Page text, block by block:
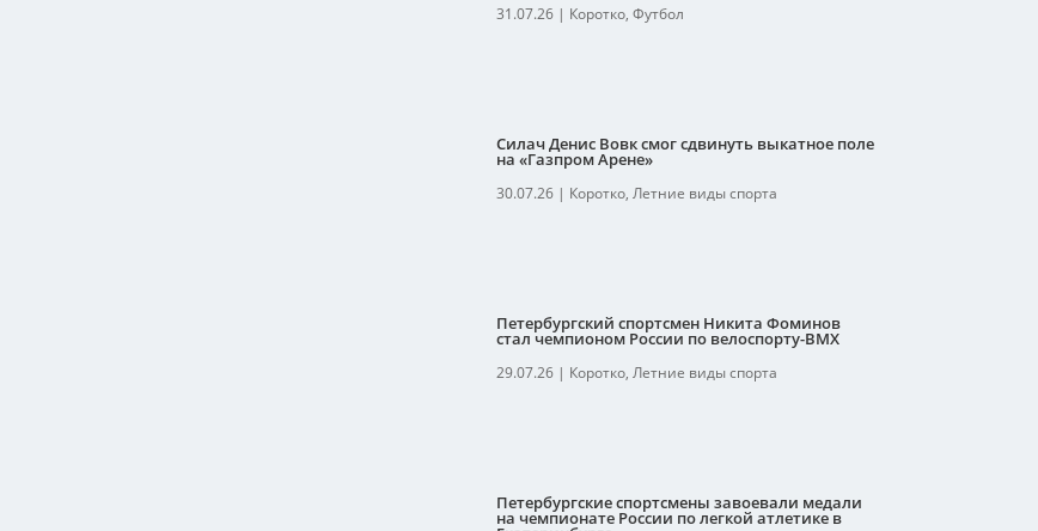
31.07.26| Коротко, Футбол
Силач Денис Вовк смог сдвинуть выкатное поле
на «Газпром Арене»
30.07.26| Коротко, Летние виды спорта
Петербургский спортсмен Никита Фоминов
стал чемпионом России по велоспорту-ВМХ
29.07.26| Коротко, Летние виды спорта
Петербургские спортсмены завоевали медали
на чемпионате России по легкой атлетике в